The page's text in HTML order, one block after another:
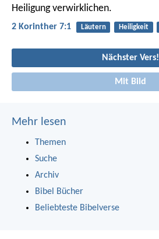
Heiligung verwirklichen.
2 Korinther 7:1 Läutern Heiligkeit
Nächster Vers!
Mit Bild
Mehr lesen
Themen
Suche
Archiv
Bibel Bücher
Beliebteste Bibelverse